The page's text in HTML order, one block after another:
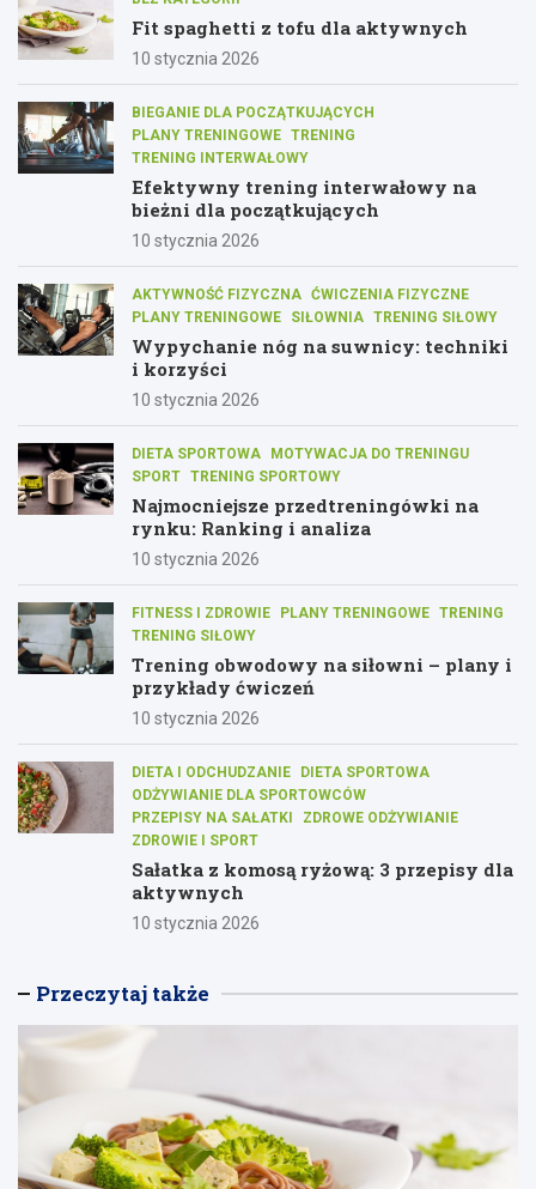
Fit spaghetti z tofu dla aktywnych
10 stycznia 2026
BIEGANIE DLA POCZĄTKUJĄCYCH
PLANY TRENINGOWE TRENING
TRENING INTERWAŁOWY
Efektywny trening interwałowy na
bieżni dla początkujących
10 stycznia 2026
AKTYWNOŚĆ FIZYCZNA ĆWICZENIA FIZYCZNE
PLANY TRENINGOWE
SIŁOWNIA TRENING SIŁOWY
Wypychanie nóg na suwnicy: techniki
i korzyści
10 stycznia 2026
DIETA SPORTOWA
MOTYWACJA DO TRENINGU
SPORT TRENING SPORTOWY
Najmocniejsze przedtreningówki na
rynku: Ranking i analiza
10 stycznia 2026
FITNESS I ZDROWIE PLANY TRENINGOWE TRENING
TRENING SIŁOWY
Trening obwodowy na siłowni – plany i
przykłady ćwiczeń
10 stycznia 2026
DIETA I ODCHUDZANIE
DIETA SPORTOWA
ODŻYWIANIE DLA SPORTOWCÓW
PRZEPISY NA SAŁATKI
ZDROWE ODŻYWIANIE
ZDROWIE I SPORT
Sałatka z komosą ryżową: 3 przepisy dla
aktywnych
10 stycznia 2026
Przeczytaj także